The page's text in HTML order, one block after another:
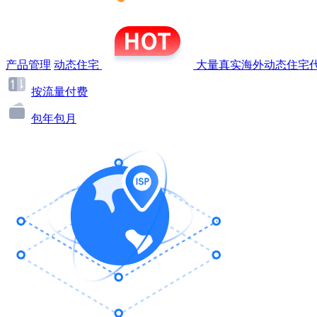
产品管理 动态住宅 大量真实海外动态住宅
按流量付费
包年包月